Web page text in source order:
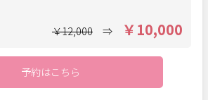
￥12,000⇒ ￥10,000
予約はこちら